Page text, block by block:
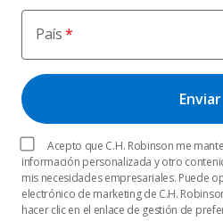
País
Acepto que C.H. Robinson me
información personalizada y otro
mis necesidades empresariales. Puede
electrónico de marketing de C.H.
hacer clic en el enlace de gestión de